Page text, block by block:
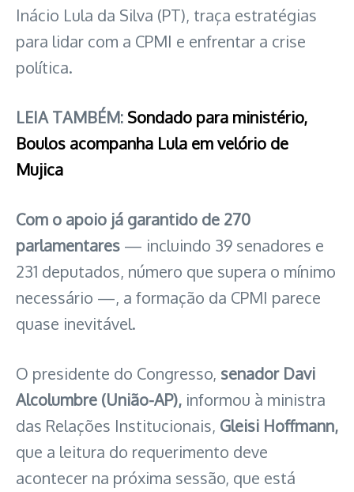
Inácio Lula da Silva (PT), traça estratégias
para lidar com a CPMI e enfrentar a crise
política.
LEIA TAMBÉM: Sondado para ministério,
Boulos acompanha Lula em velório de
Mujica
Com o apoio já garantido de 270
parlamentares — incluindo 39 senadores e
231 deputados, número que supera o mínimo
necessário —, a formação da CPMI parece
quase inevitável.
O presidente do Congresso, senador Davi
Alcolumbre (União-AP), informou à ministra
das Relações Institucionais, Gleisi Hoffmann,
que a leitura do requerimento deve
acontecer na próxima sessão, que está